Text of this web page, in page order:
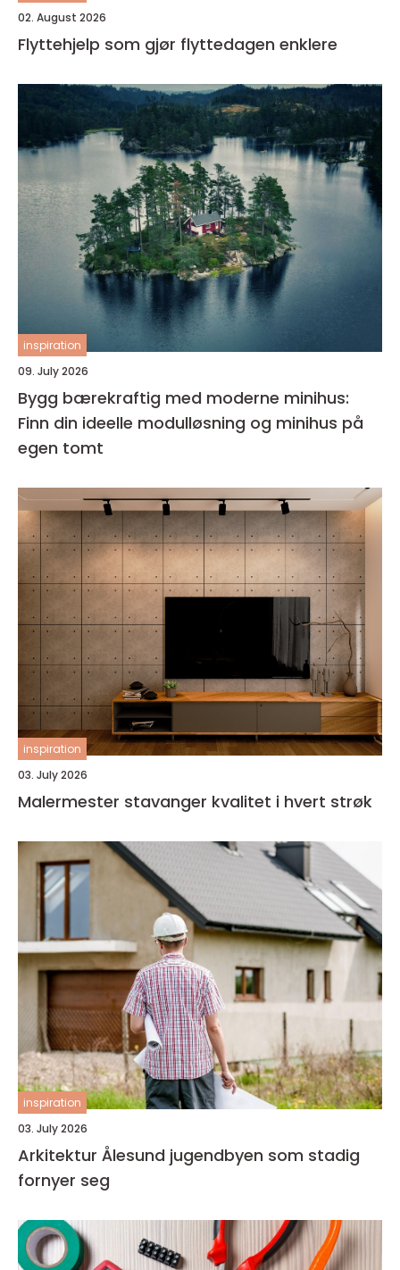
02. August 2026
Flyttehjelp som gjør flyttedagen enklere
inspiration
09. July 2026
Bygg bærekraftig med moderne minihus:
Finn din ideelle modulløsning og minihus på
egen tomt
inspiration
03. July 2026
Malermester stavanger kvalitet i hvert strøk
inspiration
03. July 2026
Arkitektur Ålesund jugendbyen som stadig
fornyer seg